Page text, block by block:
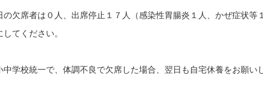
の欠席者は０人、出席停止１７人（感染性胃腸炎１人、かぜ症状等
てください。
中学校統一で、体調不良で欠席した場合、翌日も自宅休養をお願